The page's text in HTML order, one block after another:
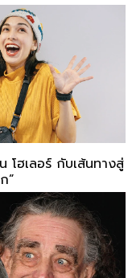
ฮเลอร์ กับเส้นทางสู่
”